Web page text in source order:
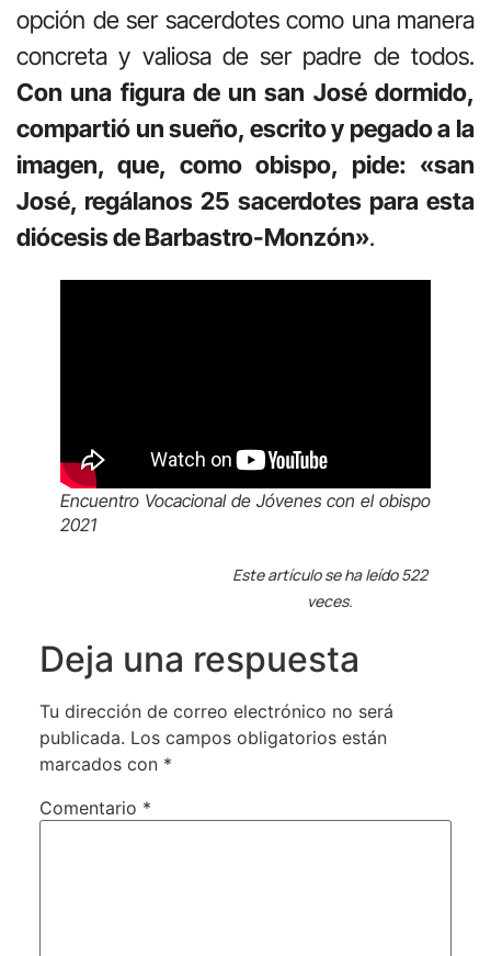
opción de ser sacerdotes como una manera
concreta y valiosa de ser padre de todos.
Con una figura de un san José dormido,
compartió un sueño, escrito y pegado a la
imagen, que, como obispo, pide: «san
José, regálanos 25 sacerdotes para esta
diócesis de Barbastro-Monzón».
Encuentro Vocacional de Jóvenes con el obispo
2021
Este artículo se ha leído 522
veces.
Deja una respuesta
Tu dirección de correo electrónico no será
publicada. Los campos obligatorios están
marcados con *
Comentario *